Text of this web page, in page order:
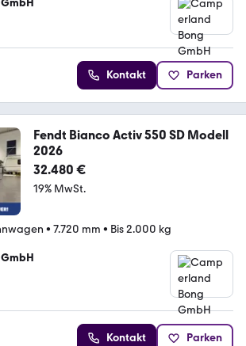
Kontakt Parken
Fendt Bianco Activ 550 SD Modell
2026
32.480 €
19% MwSt.
• 7.720 mm • Bis 2.000 kg
Kontakt Parken